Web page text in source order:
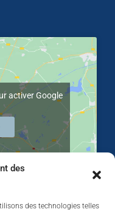
des
des technologies telles
activer Google